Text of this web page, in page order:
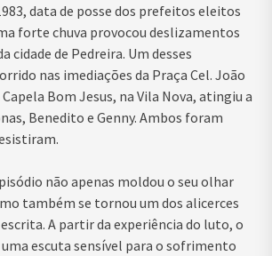
data de posse dos prefeitos eleitos
forte chuva provocou deslizamentos
cidade de Pedreira. Um desses
nas imediações da Praça Cel. João
Bom Jesus, na Vila Nova, atingiu a
Benedito e Genny. Ambos foram
não apenas moldou o seu olhar
também se tornou um dos alicerces
A partir da experiência do luto, o
escuta sensível para o sofrimento